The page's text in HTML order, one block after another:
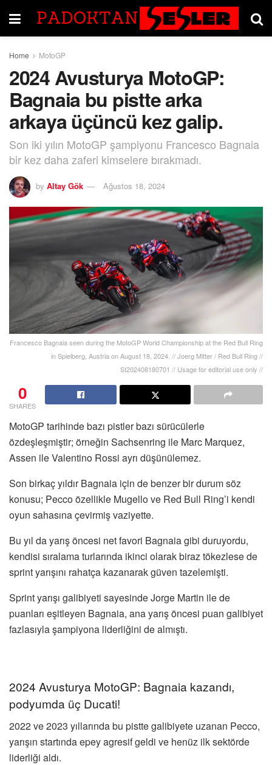
Home MotoGP
2024 Avusturya MotoGP:
Bagnaia bu pistte arka
arkaya üçüncü kez galip.
Son iki yılın MotoGP şampiyonu Francesco Bagnaia
bir kez daha zaferi kimselere bırakmadı.
by Altay Gök Ağustos 18, 2024
Francesco Bagnaia seen during the MotoGP World Championship at the Red Bull Ring
in Spielberg, Austria on August 18, 2024. // Joerg Mitter / Red Bull Ring //
SI202408180701 // Usage for editorial use only //
0
SHARES
MotoGP tarihinde bazı pistler bazı sürücülerle
özdeşleşmiştir; örneğin Sachsenring ile Marc Marquez,
Assen ile Valentino Rossi ayrı düşünülemez.
Son birkaç yıldır Bagnaia için de benzer bir durum söz
konusu; Pecco özellikle Mugello ve Red Bull Ring’i kendi
oyun sahasına çevirmiş vaziyette.
Bu yıl da yarış öncesi net favori Bagnaia gibi duruyordu,
kendisi sıralama turlarında ikinci olarak biraz tökezlese de
sprint yarışını rahatça kazanarak güven tazelemişti.
Sprint yarışı galibiyeti sayesinde Jorge Martin ile de
puanları eşitleyen Bagnaia, ana yarış öncesi puan galibiyet
fazlasıyla şampiyona liderliğini de almıştı.
2024 Avusturya MotoGP: Bagnaia kazandı,
podyumda üç Ducati!
2022 ve 2023 yıllarında bu pistte galibiyete uzanan Pecco,
yarışın startında epey agresif geldi ve henüz ilk sektörde
liderliği aldı.